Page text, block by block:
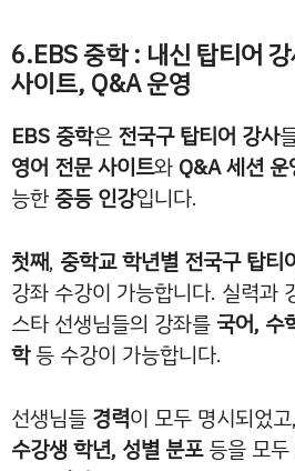
6.EBS 중학 : 내신 탑티어
사이트, Q&A 운영
EBS 중학은 전국구 탑티어 강사
영어 전문 사이트와 Q&A 세션 운
능한 중등 인강입니다.
첫째, 중학교 학년별 전국구 탑티
강좌 수강이 가능합니다. 실력과
스타 선생님들의 강좌를 국어, 수
학등 수강이 가능합니다.
선생님들 경력이 모두 명시되었고,
수강생 학년, 성별 분포등을 모두